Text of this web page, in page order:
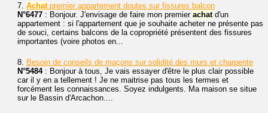
7. Achat premier appartement doutes sur fissures balcon
N°6477 : Bonjour. J'envisage de faire mon premier achat d'un
appartement : si l'appartement que je souhaite acheter ne présente pas
de souci, certains balcons de la copropriété présentent des fissures
importantes (voire photos en...
8. Besoin de conseils de maçons sur solidité des murs et charpente
N°5484: Bonjour à tous, Je vais essayer d'être le plus clair possible
car il y en a tellement ! Je ne maitrise pas tous les termes et
forcément les connaissances. Soyez indulgents. Ma maison se situe
sur le Bassin d'Arcachon....